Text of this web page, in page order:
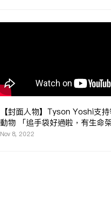
【封面人物】Tyson Yoshi支
動物 「追手袋好過啦，有生命架
Nov 8, 2022